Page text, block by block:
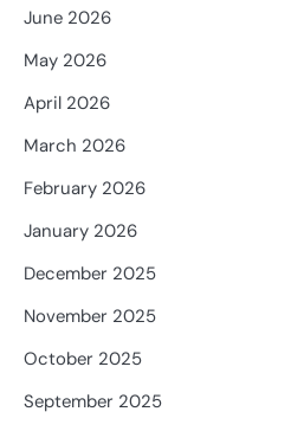
June 2026
May 2026
April 2026
March 2026
February 2026
January 2026
December 2025
November 2025
October 2025
September 2025